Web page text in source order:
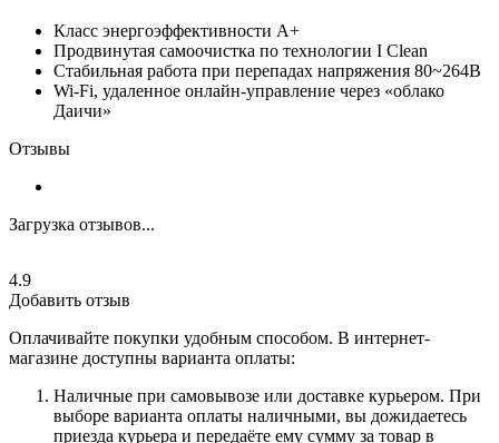
Класс энергоэффективности А+
Продвинутая самоочистка по технологии I Clean
Стабильная работа при перепадах напряжения 80~264В
Wi-Fi, удаленное онлайн-управление через «облако
Даичи»
Отзывы
Загрузка отзывов...
4.9
Добавить отзыв
Оплачивайте покупки удобным способом. В интернет-
магазине доступны варианта оплаты:
Наличные при самовывозе или доставке курьером. При
выборе варианта оплаты наличными, вы дожидаетесь
приезда курьера и передаёте ему сумму за товар в